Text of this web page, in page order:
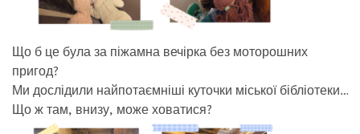
Що б це була за піжамна вечірка без моторошних
пригод?
Ми дослідили найпотаємніші куточки міської бібліотеки…
Що ж там, внизу, може ховатися?